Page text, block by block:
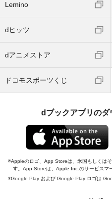
Lemino
dヒッツ
dアニメストア
ドコモスポーツくじ
dブックアプリのダ
Appleのロゴ、App Storeは、米国もしくは
す。App Storeは、Apple Inc.のサービスマ
Google Play および Google Play ロゴは